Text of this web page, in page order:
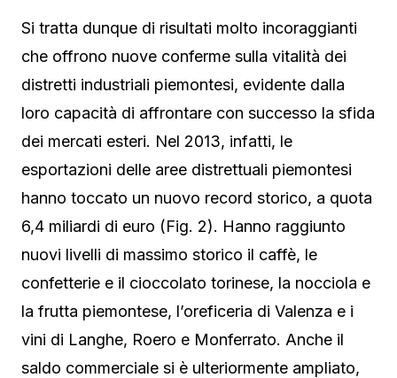
Si tratta dunque di risultati molto incoraggianti
che offrono nuove conferme sulla vitalità dei
distretti industriali piemontesi, evidente dalla
loro capacità di affrontare con successo la sfida
dei mercati esteri. Nel 2013, infatti, le
esportazioni delle aree distrettuali piemontesi
hanno toccato un nuovo record storico, a quota
6,4 miliardi di euro (Fig. 2). Hanno raggiunto
nuovi livelli di massimo storico il caffè, le
confetterie e il cioccolato torinese, la nocciola e
la frutta piemontese, l’oreficeria di Valenza e i
vini di Langhe, Roero e Monferrato. Anche il
saldo commerciale si è ulteriormente ampliato,